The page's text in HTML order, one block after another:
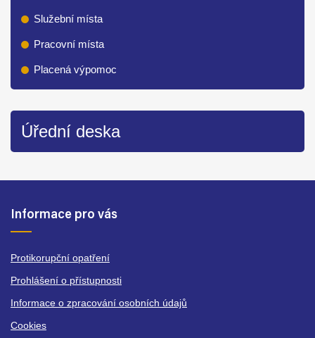
Služební místa
Pracovní místa
Placená výpomoc
Úřední deska
Informace pro vás
Protikorupční opatření
Prohlášení o přístupnosti
Informace o zpracování osobních údajů
Cookies